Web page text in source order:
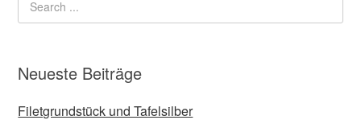
Neueste Beiträge
Filetgrundstück und Tafelsilber